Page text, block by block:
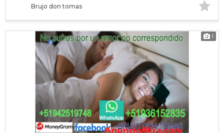
Brujo don tomas
1